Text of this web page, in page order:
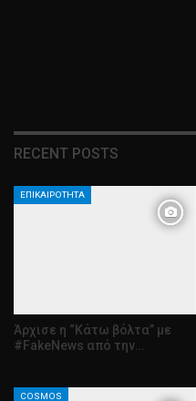
RECENT POSTS
ΕΠΙΚΑΙΡΌΤΗΤΑ
Άρχισε η “Κάτω βόλτα” με
#FakeNews από την…
COSMOS